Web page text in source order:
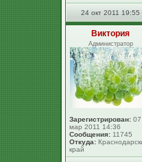
24 окт 2011 19:55
Виктория
Администратор
Зарегистрирован: 07
мар 2011 14:36
Сообщения: 11745
Откуда:
край